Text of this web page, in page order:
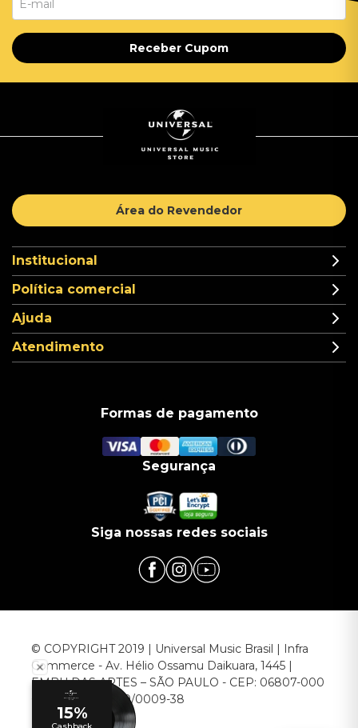
Receber Cupom
Área do Revendedor
Institucional
Política comercial
Ajuda
Atendimento
Formas de pagamento
Segurança
Siga nossas redes sociais
© COPYRIGHT 2019 | Universal Music Brasil | Infra
Commerce - Av. Hélio Ossamu Daikuara, 1445 |
EMBU DAS ARTES – SÃO PAULO - CEP: 06807-000
CNPJ: 00.952.789/0009-38